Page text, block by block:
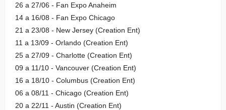
26 a 27/06 - Fan Expo Anaheim
14 a 16/08 - Fan Expo Chicago
21 a 23/08 - New Jersey (Creation Ent)
11 a 13/09 - Orlando (Creation Ent)
25 a 27/09 - Charlotte (Creation Ent)
09 a 11/10 - Vancouver (Creation Ent)
16 a 18/10 - Columbus (Creation Ent)
06 a 08/11 - Chicago (Creation Ent)
20 a 22/11 - Austin (Creation Ent)